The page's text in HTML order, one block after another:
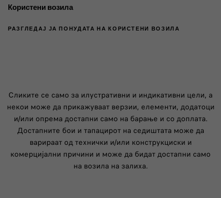
Користени возила
РАЗГЛЕДАЈ ЈА ПОНУДАТА НА КОРИСТЕНИ ВОЗИЛА
Сликите се само за илустративни и индикативни цели, а
некои може да прикажуваат верзии, елементи, додатоци
и/или опрема достапни само на барање и со доплата.
Достапните бои и тапацирот на седиштата може да
варираат од технички и/или конструкциски и
комерцијални причини и може да бидат достапни само
на возила на залиха.